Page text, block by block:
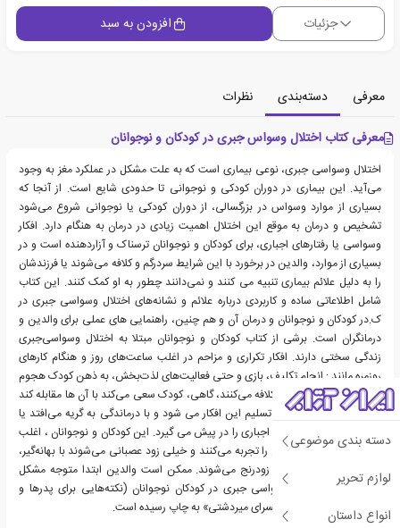
دسته بندی موضوعی
لوازم تحریر
انواع داستان
جزئیات افزودن به سبد
معرفی دسته‌بندی
نظرات
معرفی کتاب اختلال وسواس جبری در کودکان و نوجوانان
اختلال وسواسی جبری، نوعی بیماری است که به علت مشکل در عملکرد مغز به وجود
می‌آید. این بیماری در دوران کودکی و نوجوانی تا حدودی شایع است. از آنجا که
بسیاری از موارد وسواس در بزرگسالی، از دوران کودکی یا نوجوانی شروع می‌شود
تشخیص و درمان به موقع این اختلال اهمیت زیادی در درمان به ‌هنگام دارد. افکار
وسواسی یا رفتارهای اجباری، برای کودکان و نوجوانان ترسناک و آزار‌دهنده است و در
بسیاری از موارد، والدین در برخورد با این شرایط سردرگم و کلافه می‌شوند یا فرزندشان
را به دلیل علائم بیماری تنبیه می کنند و نمی‌‌دانند چطور به او کمک کنند. این کتاب
شامل اطلاعاتی ساده و کاربردی درباره علائم و نشانه‌های اختلال وسواسی جبری در
ک.در کودکان و نوجوانان و درمان آن و هم چنین، راهنمایی های عملی برای والدین و
درمانگران است. برشی از کتاب کودکان و نوجوانان مبتلا به اختلال وسواسی‌جبری
زندگی سختی دارند. افکار تکراری و مزاحم در اغلب ساعت‌های روز و هنگام کارهای
روزمره مانند : انجام تکلیف، بازی و حتی فعالیت‌های لذت‌بخش، به ذهن کودک هجوم
می‌آورند و او را خسته و کلافه می‌کنند، گاهی، کودک سعی می‌کند با آن ها مقابله کند
و کنجکاو می‌شود، گاهی تسلیم این افکار می شود و با درماندگی به گریه می‌افتد یا
درافتارهای و اعمال ذهنی اجباری را در پیش می گیرد. این کودکان و نوجوانان ، اغلب
خلق تحریک‌پذیر یا پایین را تجربه می‌کنند و خیلی زود عصبانی می‌شوند با بهانه‌گیر،
بی حوصله، احساسات و زودرنج می‌شوند. ممکن است والدین ابتدا متوجه مشکل
کودک نشوند. کتاب وسواسی جبری در کودکان نوجوانان (نکته‌هایی برای پدرها و
مادرها) در «انتشارات کتابسرای میردشتی» به چاپ رسیده است.